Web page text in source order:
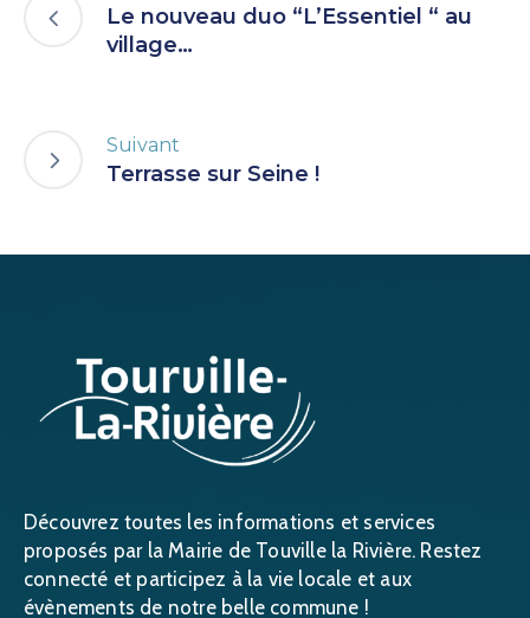
Le nouveau duo “L’Essentiel “ au
village…
Suivant
Terrasse sur Seine !
Découvrez toutes les informations et services
proposés par la Mairie de Touville la Rivière. Restez
connecté et participez à la vie locale et aux
évènements de notre belle commune !